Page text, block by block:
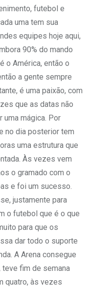
futebol e
uma tem sua
equipes hoje aqui,
90% do mando
o América, então o
a gente sempre
é uma paixão, com
que as datas não
uma mágica. Por
no dia posterior tem
uma estrutura que
Às vezes vem
o gramado com o
e foi um sucesso.
justamente para
o futebol que é o que
para que os
dar todo o suporte
A Arena consegue
fim de semana
quatro, às vezes